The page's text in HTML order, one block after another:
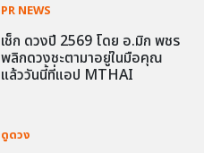
PR NEWS
เช็ก ดวงปี 2569 โดย อ.มิก พชร
พลิกดวงชะตามาอยู่ในมือคุณ
แล้ววันนี้ที่แอป MTHAI
ดูดวง